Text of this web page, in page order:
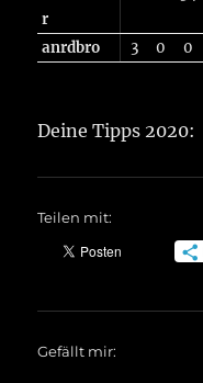
r
anrdbro 3 0 0
Deine Tipps 2020:
Teilen mit:
Gefällt mir: